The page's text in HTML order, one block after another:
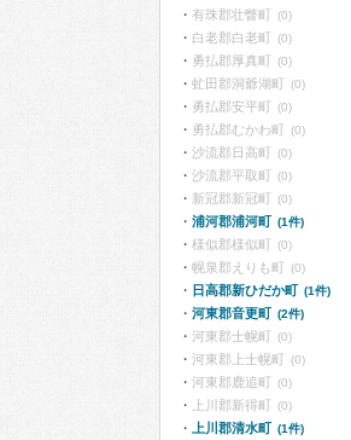
有珠郡壮瞥町 (0)
白老郡白老町 (0)
勇払郡厚真町 (0)
虻田郡洞爺湖町 (0)
勇払郡安平町 (0)
勇払郡むかわ町 (0)
沙流郡日高町 (0)
沙流郡平取町 (0)
新冠郡新冠町 (0)
浦河郡浦河町 (1件)
様似郡様似町 (0)
幌泉郡えりも町 (0)
日高郡新ひだか町 (1件)
河東郡音更町 (2件)
河東郡士幌町 (0)
河東郡上士幌町 (0)
河東郡鹿追町 (0)
上川郡新得町 (0)
上川郡清水町 (1件)